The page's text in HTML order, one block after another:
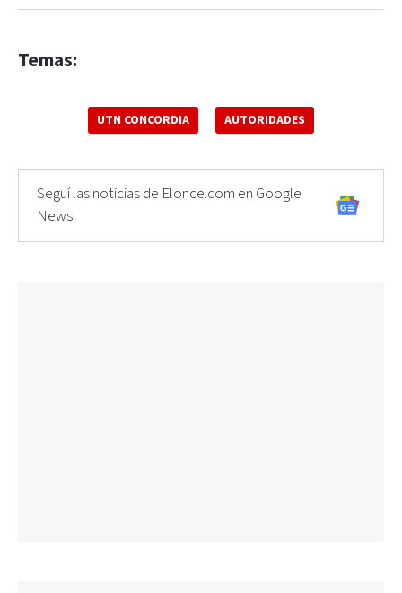
Temas:
UTN CONCORDIA AUTORIDADES
Seguí las noticias de Elonce.com en Google
News